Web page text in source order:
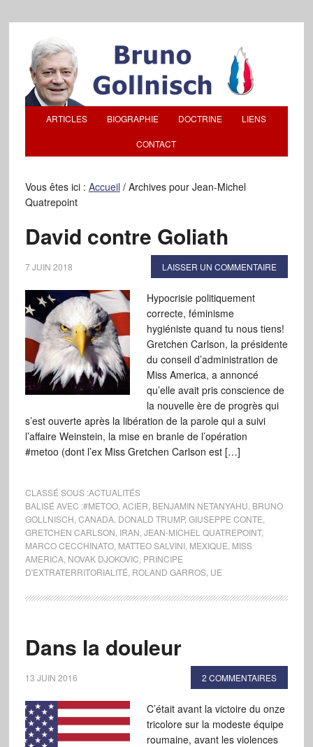
ARTICLES BIOGRAPHIE DOCTRINE LIENS
CONTACT
Vous êtes ici : Accueil /Archives pour Jean-Michel
Quatrepoint
David contre Goliath
7 JUIN 2018 LAISSER UN COMMENTAIRE
Hypocrisie politiquement
correcte, féminisme
hygiéniste quand tu nous tiens!
Gretchen Carlson, la présidente
du conseil d’administration de
Miss America, a annoncé
qu’elle avait pris conscience de
la nouvelle ère de progrès qui
s’est ouverte après la libération de la parole qui a suivi
l’affaire Weinstein, la mise en branle de l’opération
#metoo (dont l’ex Miss Gretchen Carlson est […]
CLASSÉ SOUS :ACTUALITÉS
BALISÉ AVEC :#METOO, ACIER BENJAMIN NETANYAHU BRUNO
GOLLNISCH CANADA, DONALD TRUMP, GIUSEPPE CONTE
GRETCHEN CARLSON IRAN JEAN-MICHEL QUATREPOINT,
MARCO CECCHINATO, MATTEO SALVINI, MEXIQUE MISS
AMERICA, NOVAK DJOKOVIC PRINCIPE
D'EXTRATERRITORIALITÉ ROLAND GARROS, UE
Dans la douleur
13 JUIN 2016 2 COMMENTAIRES
C’était avant la victoire du onze
tricolore sur la modeste équipe
roumaine, avant les violences